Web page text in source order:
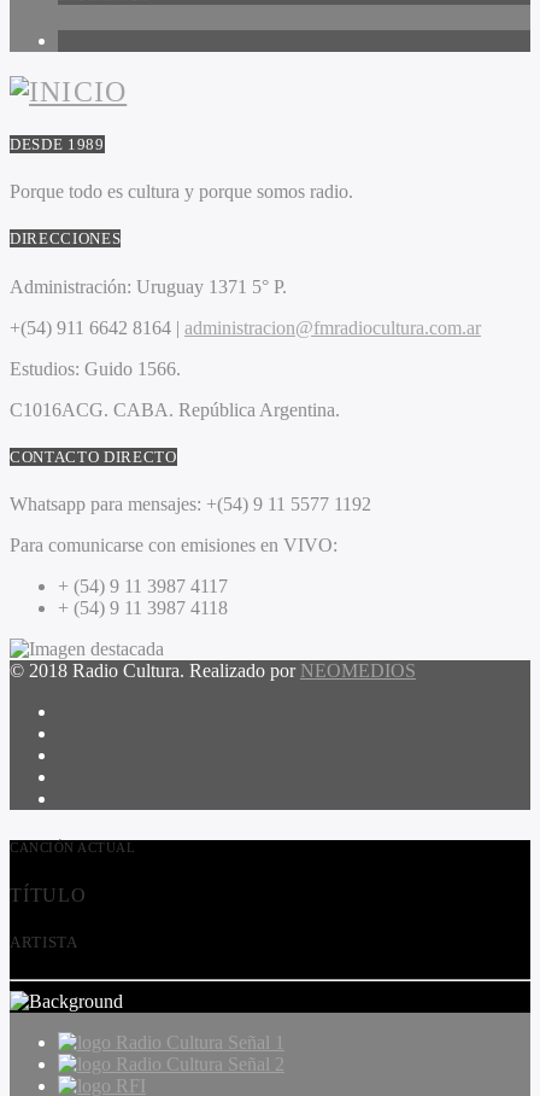
DESDE 1989
Porque todo es cultura y porque somos radio.
DIRECCIONES
Administración: Uruguay 1371 5° P.
+(54) 911 6642 8164 | administracion@fmradiocultura.com.ar
Estudios: Guido 1566.
C1016ACG. CABA. República Argentina.
CONTACTO DIRECTO
Whatsapp para mensajes: +(54) 9 11 5577 1192
Para comunicarse con emisiones en VIVO:
+ (54) 9 11 3987 4117
+ (54) 9 11 3987 4118
© 2018 Radio Cultura. Realizado por NEOMEDIOS
CANCIÓN ACTUAL
TÍTULO
ARTISTA
Radio Cultura Señal 1
Radio Cultura Señal 2
RFI